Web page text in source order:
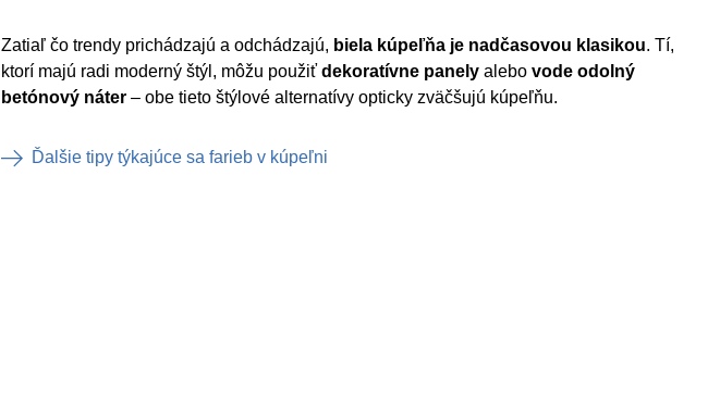
Zatiaľ čo trendy prichádzajú a odchádzajú, biela kúpeľňa je nadčasovou klasikou. Tí,
ktorí majú radi moderný štýl, môžu použiť dekoratívne panely alebo vode odolný
betónový náter – obe tieto štýlové alternatívy opticky zväčšujú kúpeľňu.
Ďalšie tipy týkajúce sa farieb v kúpeľni